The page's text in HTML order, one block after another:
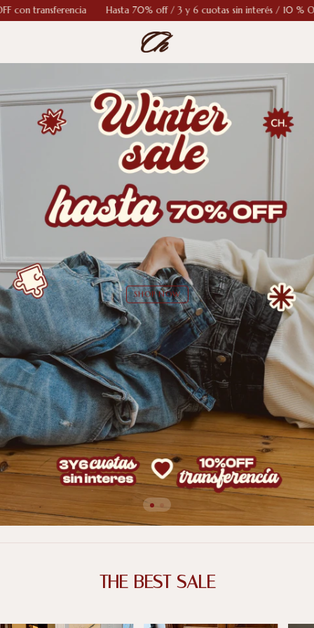
transferencia Hasta 70% off / 3 y 6 cuotas sin interés / 10 % OFF
SHOP NOW
THE BEST SALE